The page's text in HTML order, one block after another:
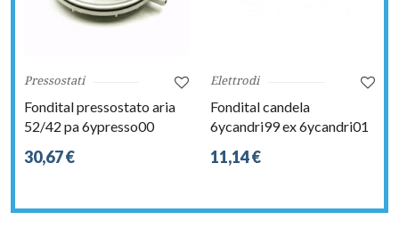
Pressostati
Fondital pressostato aria
52/42 pa 6ypresso00
30,67 €
Elettrodi
Fondital candela
6ycandri99 ex 6ycandri01
11,14 €